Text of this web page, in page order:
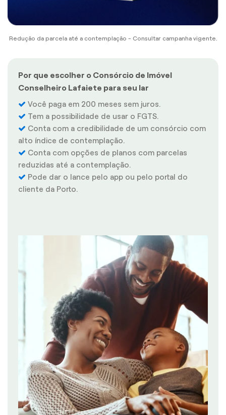
Redução da parcela até a contemplação - Consultar campanha vigente.
Por que escolher o Consórcio de Imóvel
Conselheiro Lafaiete para seu lar
Você paga em 200 meses sem juros.
Tem a possibilidade de usar o FGTS.
Conta com a credibilidade de um consórcio com
alto índice de contemplação.
Conta com opções de planos com parcelas
reduzidas até a contemplação.
Pode dar o lance pelo app ou pelo portal do
cliente da Porto.